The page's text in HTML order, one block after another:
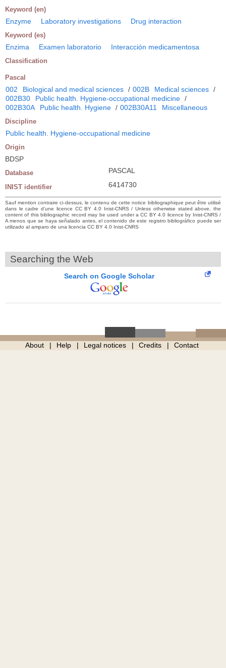
Keyword (en)
Enzyme Laboratory investigations Drug interaction
Keyword (es)
Enzima Examen laboratorio Interacción medicamentosa
Classification
Pascal
002 Biological and medical sciences / 002B Medical sciences /
002B30
Public health. Hygiene-occupational medicine /
002B30A
Public health. Hygiene / 002B30A11 Miscellaneous
Discipline
Public health. Hygiene-occupational medicine
Origin
BDSP
Database PASCAL
INIST identifier 6414730
Sauf mention contraire ci-dessus, le contenu de cette notice bibliographique peut être utilisé
dans le cadre d’une licence CC BY 4.0 Inist-CNRS / Unless otherwise stated above, the
content of this bibliographic record may be used under a CC BY 4.0 licence by Inist-CNRS /
A menos que se haya señalado antes, el contenido de este registro bibliográfico puede ser
utilizado al amparo de una licencia CC BY 4.0 Inist-CNRS
Searching the Web
Search on Google Scholar
About Help Legal notices Credits Contact